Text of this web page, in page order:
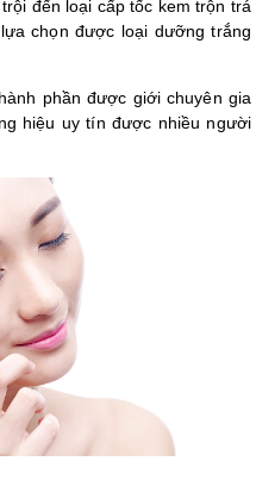
đến loại cấp tốc kem trộn trá
chọn được loại dưỡng trắng
phần được giới chuyên gia
hiệu uy tín được nhiều người